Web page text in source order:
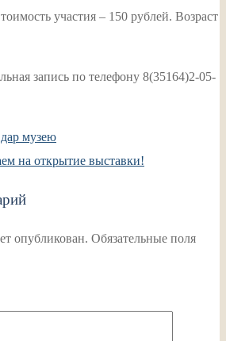
участия – 150 рублей. Возраст
запись по телефону 8(35164)2-05-
музею
на открытие выставки!
опубликован. Обязательные поля